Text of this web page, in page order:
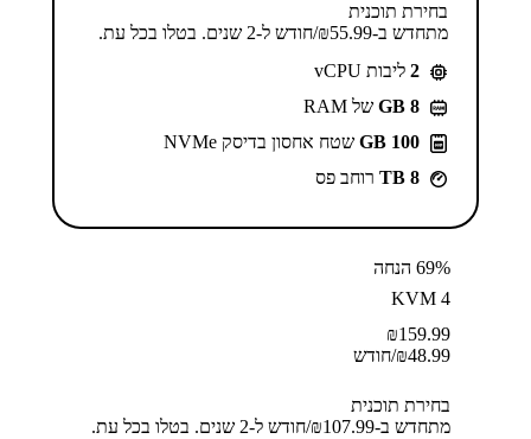
בחירת תוכנית
מתחדש ב-⁦55.99⁩₪/חודש ל-2 שנים. בטלו בכל עת.
2 ליבות vCPU
GB 8 של RAM
100 GB
שטח אחסון בדיסק NVMe
8 TB
רוחב פס
69% הנחה
KVM 4
159.99
₪
48.99
₪/חודש
בחירת תוכנית
מתחדש ב-⁦107.99⁩₪/חודש ל-2 שנים. בטלו בכל עת.